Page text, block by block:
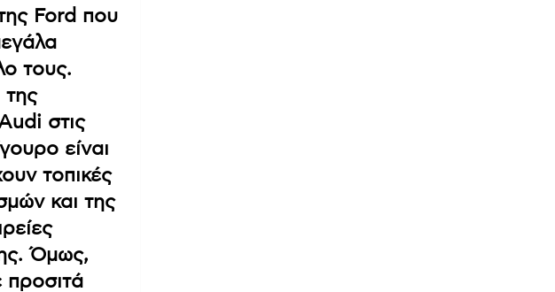
Ford που
τους.
της
στις
είναι
τοπικές
και της
Όμως,
προσιτά